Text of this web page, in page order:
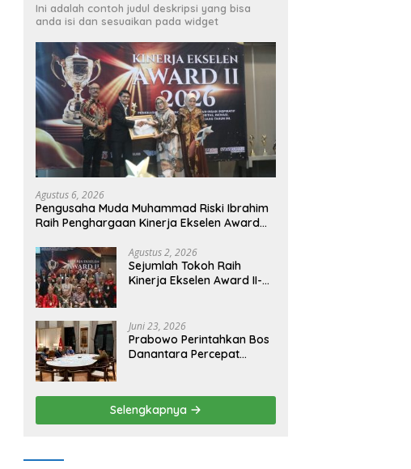
Ini adalah contoh judul deskripsi yang bisa
anda isi dan sesuaikan pada widget
Agustus 6, 2026
Pengusaha Muda Muhammad Riski Ibrahim
Raih Penghargaan Kinerja Ekselen Award
Agustus 2, 2026
Sejumlah Tokoh Raih
Kinerja Ekselen Award II-
Juni 23, 2026
Prabowo Perintahkan Bos
Danantara Percepat
Ekonomi Baru
Selengkapnya